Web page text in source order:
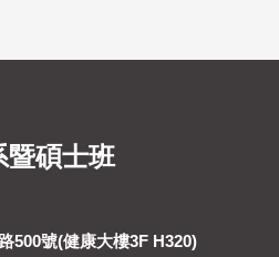
暨碩士班
500號(健康大樓3F H320)